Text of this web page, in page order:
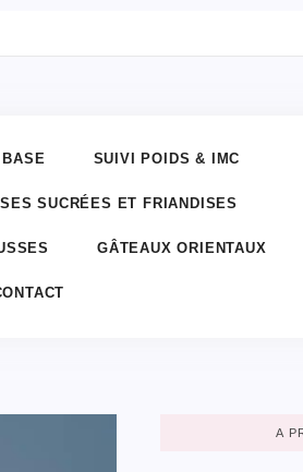
SUIVI POIDS & IMC
SUCRÉES ET FRIANDISES
GÂTEAUX ORIENTAUX
A